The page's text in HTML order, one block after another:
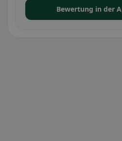
Bewertung in der